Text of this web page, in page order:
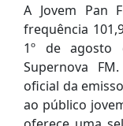
A Jovem Pan
frequência
1º de agosto
Supernova
oficial da
ao público